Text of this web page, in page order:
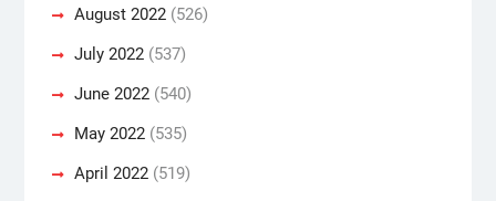
August 2022(526)
July 2022(537)
June 2022(540)
May 2022(535)
April 2022(519)